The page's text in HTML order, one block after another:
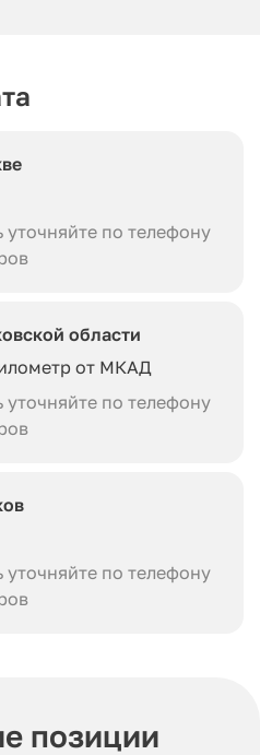
по телефону
области
от МКАД
по телефону
по телефону
позиции